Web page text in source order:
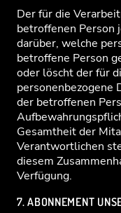
Der für die
betroffenen Person
darüber, welche
betroffene Person
oder löscht der für
personenbezogene
der betroffenen
Gesamtheit der
Verantwortlichen
diesem
Verfügung.
7. ABONNEMENT